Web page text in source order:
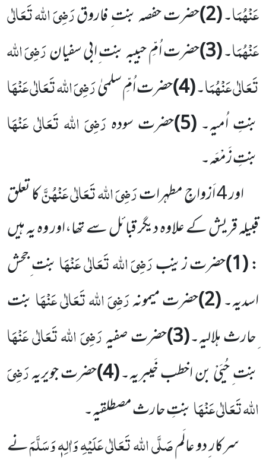
عَنْہُمَا۔(2) حضرت حفصہ بنت ِ فاروقرَضِیَ اللہ تَعَالٰی
عَنْہُمَا۔(3) حضرت اُمِّ حبیبہ بنت ِابی سفیانرَضِیَ اللہ
تَعَالٰی عَنْہُمَا۔(4) حضرت اُمِّ سلمیٰرَضِیَ اللہ تَعَالٰی عَنْہَا
بنتِ اُمیہ۔(5) حضرت سودہرَضِیَ اللہ تَعَالٰی عَنْہَا
بنتِ زَمْعَہ۔
اور 4 اَزواجِ مطہرات
رَضِیَ اللہ تَعَالٰی عَنْہُنَّکا تعلق
قبیلہ قریش کے علاوہ دیگر قبائل سے تھا،اور وہ یہ ہیں
:
(1) حضرت زینبرَضِیَ اللہ تَعَالٰی عَنْہَابنت ِجحش
اسدیہ۔(2) حضرت میمونہرَضِیَ اللہ تَعَالٰی عَنْہَا بنت
ِحارث ہلالیہ۔(3) حضرت صفیہرَضِیَ اللہ تَعَالٰی عَنْہَا
بنت ِ حُیَیْ بن اخطب خَیبریہ۔(4) حضرت جویریہرَضِیَ
اللہ تَعَالٰی عَنْہَابنتِ حارث مصطلقیہ۔
سرکار ِدو عالَمصَلَّی اللہ تَعَالٰی عَلَیْہِ وَاٰلِہٖ وَسَلَّمَنے